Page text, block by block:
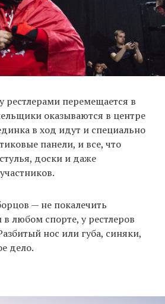
перемещается в
оказываются в центре
в ход идут и специально
панели, и все, что
доски и даже
— не покалечить
любом спорте, у рестлеров
нос или губа, синяки,
дело.